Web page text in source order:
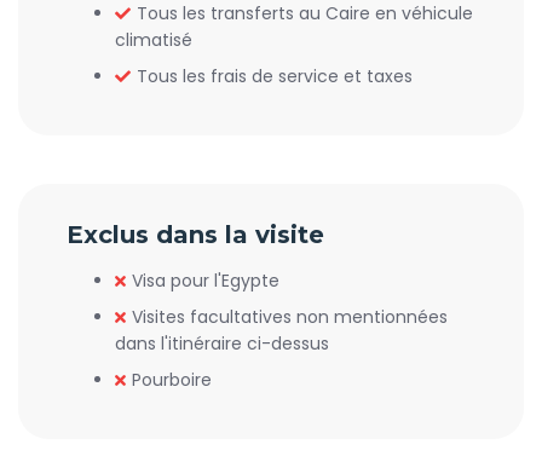
Tous les transferts au Caire en véhicule
climatisé
Tous les frais de service et taxes
Exclus dans la visite
Visa pour l'Egypte
Visites facultatives non mentionnées
dans l'itinéraire ci-dessus
Pourboire